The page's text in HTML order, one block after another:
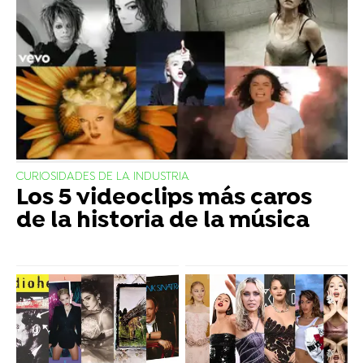
CURIOSIDADES DE LA INDUSTRIA
Los 5 videoclips más caros
de la historia de la música